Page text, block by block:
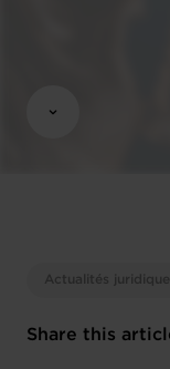
Actualités
Share this